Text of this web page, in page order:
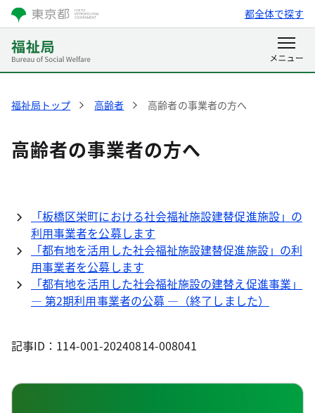
都全体で探す
福祉局トップ 高齢者 高齢者の事業者の方へ
高齢者の事業者の方へ
「板橋区栄町における社会福祉施設建替促進施設」の
利用事業者を公募します
「都有地を活用した社会福祉施設建替促進施設」の利
用事業者を公募します
「都有地を活用した社会福祉施設の建替え促進事業」
― 第2期利用事業者の公募 ―（終了しました）
記事ID：114-001-20240814-008041